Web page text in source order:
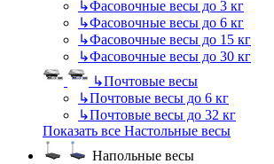
↳Фасовочные весы до 3 кг
↳Фасовочные весы до 6 кг
↳Фасовочные весы до 15 кг
↳Фасовочные весы до 30 кг
↳Почтовые весы
↳Почтовые весы до 6 кг
↳Почтовые весы до 32 кг
Показать все Настольные весы
Напольные весы